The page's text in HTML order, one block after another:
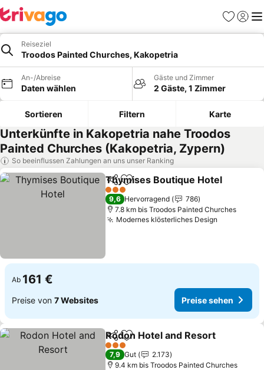
Favoriten
Reiseziel
Troodos Painted Churches, Kakopetria
An-/Abreise
Daten wählen
Gäste und Zimmer
2 Gäste, 1 Zimmer
Sortieren Filtern Karte
Unterkünfte in Kakopetria nahe Troodos
Painted Churches (Kakopetria, Zypern)
So beeinflussen Zahlungen an uns unser Ranking
TeilenZu Favoriten hinzufügen
Thymises Boutique Hotel
3 Sterne
9,6 Hervorragend
786
7.8 km bis Troodos Painted Churches
Modernes klösterliches Design
Ab 161 €
Preise von 7 Websites Preise sehen
TeilenZu Favoriten hinzufügen
Rodon Hotel and Resort
3 Sterne
7,9 Gut
2.173
9.4 km bis Troodos Painted Churches